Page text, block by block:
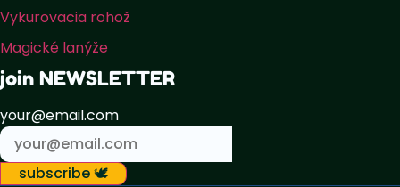
Vykurovacia rohož
Magické lanýže
join NEWSLETTER
your@email.com
subscribe 🕊️